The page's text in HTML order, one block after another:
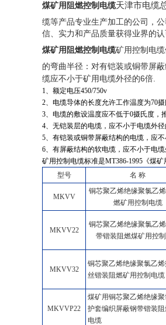
煤矿用阻燃控制电缆天津市电缆
缆等产品专业生产加工的公司，
信、实力和产品质量获得业界的
煤矿用阻燃控制电缆矿用控制电
的弯曲半径：对有铠装或铜带屏
缆应不小于矿用电缆外径的6倍
1、额定电压450/750v
2、电缆导体的长度允许工作温度为70
3、电缆的敷设温度应不低于0摄氏度，
4、无铠装层的电缆，应不小于电缆外
5、有铠装或铜带屏蔽结构的电缆，应不
6、有屏蔽结构的软电缆，应不小于电缆
矿用控制电缆标准是MT386-1995《煤
型号
名 称
MKVV
铜芯聚乙烯绝缘聚氯乙
燃矿用控制电缆
MKVV22
铜芯聚乙烯绝缘聚氯乙
带锴装阻燃煤矿用控
MKVV32
铜芯聚乙烯绝缘聚氯乙烯
丝锴装阻燃矿用控制电缆
MKVVP22
煤矿用铜芯聚乙烯绝缘
护套编织屏蔽钢带锴装阻
电缆